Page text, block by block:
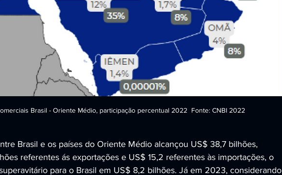
Brasil - Oriente Médio, participação percentual 2022  Fonte: CNBI 2022
Brasil e os países do Oriente Médio alcançou US$ 38,7 bilhões,
referentes ás exportações e US$ 15,2 referentes às importações, o
para o Brasil em US$ 8,2 bilhões. Já em 2023, considerando